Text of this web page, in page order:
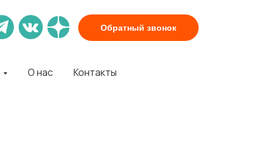
Обратный звонок
О нас Контакты